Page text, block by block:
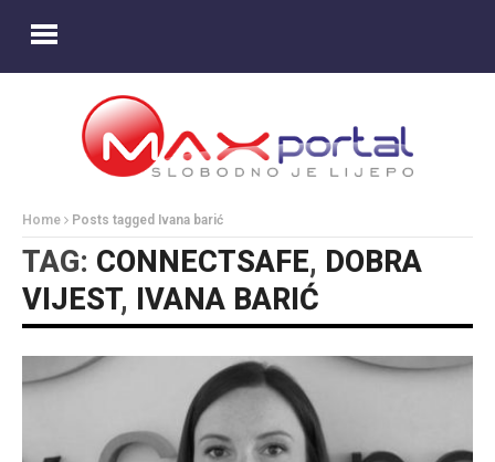
Home Posts tagged Ivana barić
TAG: CONNECTSAFE, DOBRA
VIJEST, IVANA BARIĆ